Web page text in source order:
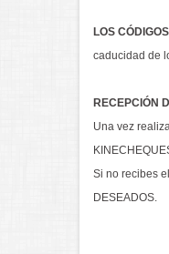
LOS
caducidad de
RECEPCIÓN
Una vez
Si no recibes
DESEADOS.